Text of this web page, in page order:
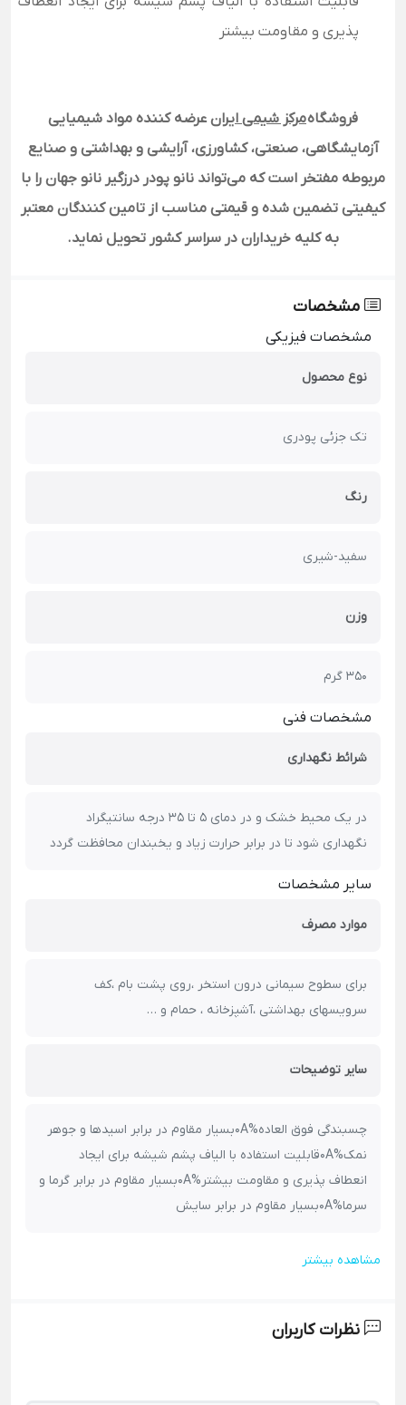
پذیری و مقاومت بیشتر
فروشگاهمرکز شیمی ایران عرضه کننده مواد شیمیایی
آزمایشگاهی، صنعتی، کشاورزی، آرایشی و بهداشتی و صنایع
مربوطه مفتخر است که می‌تواند نانو پودر درزگیر نانو جهان را با
کیفیتی تضمین شده و قیمتی مناسب از تامین کنندگان معتبر
به کلیه خریداران در سراسر کشور تحویل نماید.
مشخصات
مشخصات فیزیکی
نوع محصول
تک جزئی پودری
رنگ
سفید-شیری
وزن
350 گرم
مشخصات فنی
شرائط نگهداری
در یک محیط خشک و در دمای 5 تا 35 درجه سانتیگراد
نگهداری شود تا در برابر حرارت زیاد و یخبندان محافظت گردد
سایر مشخصات
موارد مصرف
برای سطوح سیمانی درون استخر ،روی پشت بام ،کف
سرویسهای بهداشتی ،آشپزخانه ، حمام و …
سایر توضیحات
چسبندگی فوق العاده%0Aبسیار مقاوم در برابر اسیدها و جوهر
نمک%0Aقابلیت استفاده با الیاف پشم شیشه برای ایجاد
انعطاف پذیری و مقاومت بیشتر%0Aبسیار مقاوم در برابر گرما و
سرما%0Aبسیار مقاوم در برابر سایش
مشاهده بیشتر
نظرات کاربران